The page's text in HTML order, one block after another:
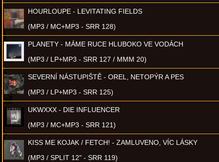
HOURLOUPE - LEVITATING FIELDS
(MP3 / MC+MP3 - SRR 128)
PLANETY - MÁME RUCE HLUBOKO VE VODÁCH
(MP3 / LP+MP3 - SRR 127 / MMM 20)
SEVERNÍ NÁSTUPIŠTĚ - OREL, NETOPÝR A PES
(MP3 / LP+MP3 - SRR 125)
UKWXXX - DIE INFLUENCER
(MP3 / MC+MP3 - SRR 121)
KISS ME KOJAK / FETCH! - ZAMLUVENO, VÍC LÁSKY
(MP3 / SPLIT 12" - SRR 119)